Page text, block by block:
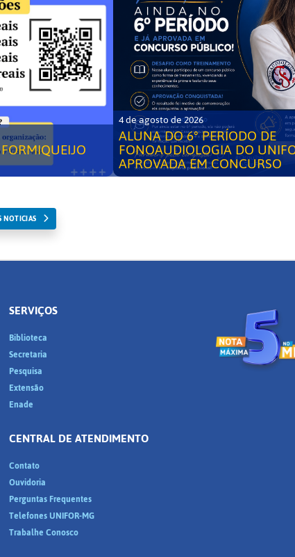
4 de agosto de 2026
ALUNA DO 6° PERÍODO DE
FONOAUDIOLOGIA DO
APROVADA EM CONCURSO
NOTICIAS
SERVIÇOS
Biblioteca
Secretaria
Pesquisa
Extensão
Enade
CENTRAL DE ATENDIMENTO
Contato
Ouvidoria
Perguntas Frequentes
Telefones UNIFOR-MG
Trabalhe Conosco